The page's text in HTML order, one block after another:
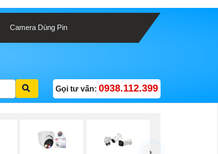
Camera Dùng Pin
Gọi tư vấn: 0938.112.399